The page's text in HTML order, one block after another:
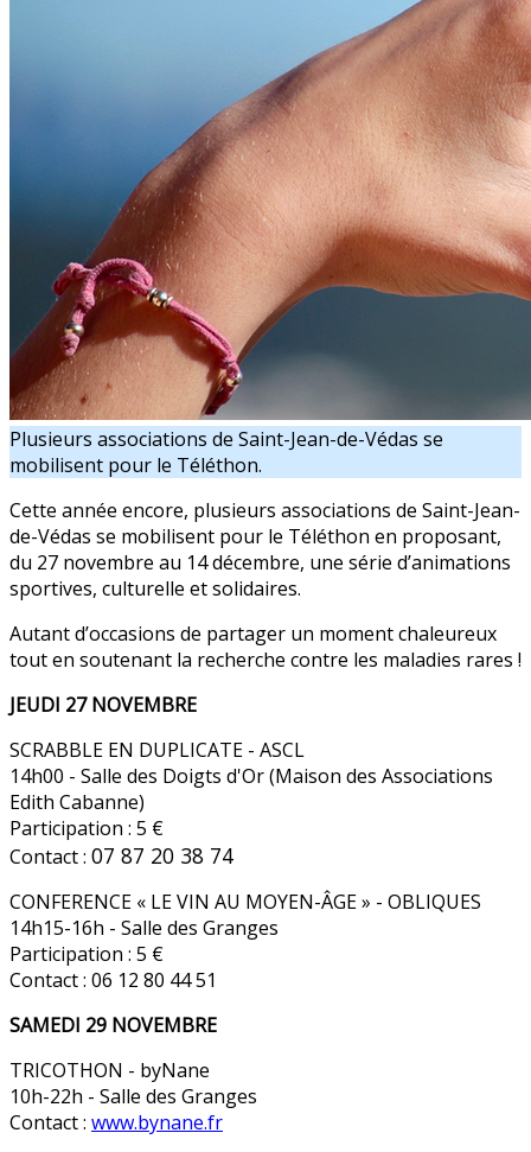
Plusieurs associations de Saint-Jean-de-Védas se
mobilisent pour le Téléthon.
Cette année encore, plusieurs associations de Saint-Jean-
de-Védas se mobilisent pour le Téléthon en proposant,
du 27 novembre au 14 décembre, une série d’animations
sportives, culturelle et solidaires.
Autant d’occasions de partager un moment chaleureux
tout en soutenant la recherche contre les maladies rares !
JEUDI 27 NOVEMBRE
SCRABBLE EN DUPLICATE - ASCL
14h00 - Salle des Doigts d'Or (Maison des Associations
Edith Cabanne)
Participation : 5 €
Contact : 07 87 20 38 74
CONFERENCE « LE VIN AU MOYEN-ÂGE » - OBLIQUES
14h15-16h - Salle des Granges
Participation : 5 €
Contact : 06 12 80 44 51
SAMEDI 29 NOVEMBRE
TRICOTHON - byNane
10h-22h - Salle des Granges
Contact : www.bynane.fr